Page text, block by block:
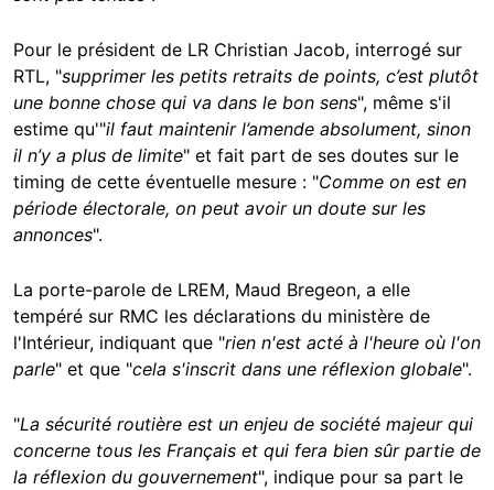
Pour le président de LR Christian Jacob, interrogé sur
RTL, "supprimer les petits retraits de points, c’est plutôt
une bonne chose qui va dans le bon sens", même s'il
estime qu'"il faut maintenir l’amende absolument, sinon
il n’y a plus de limite" et fait part de ses doutes sur le
timing de cette éventuelle mesure : "Comme on est en
période électorale, on peut avoir un doute sur les
annonces".
La porte-parole de LREM, Maud Bregeon, a elle
tempéré sur RMC les déclarations du ministère de
l'Intérieur, indiquant que "rien n'est acté à l'heure où l'on
parle" et que "cela s'inscrit dans une réflexion globale".
"La sécurité routière est un enjeu de société majeur qui
concerne tous les Français et qui fera bien sûr partie de
la réflexion du gouvernement", indique pour sa part le